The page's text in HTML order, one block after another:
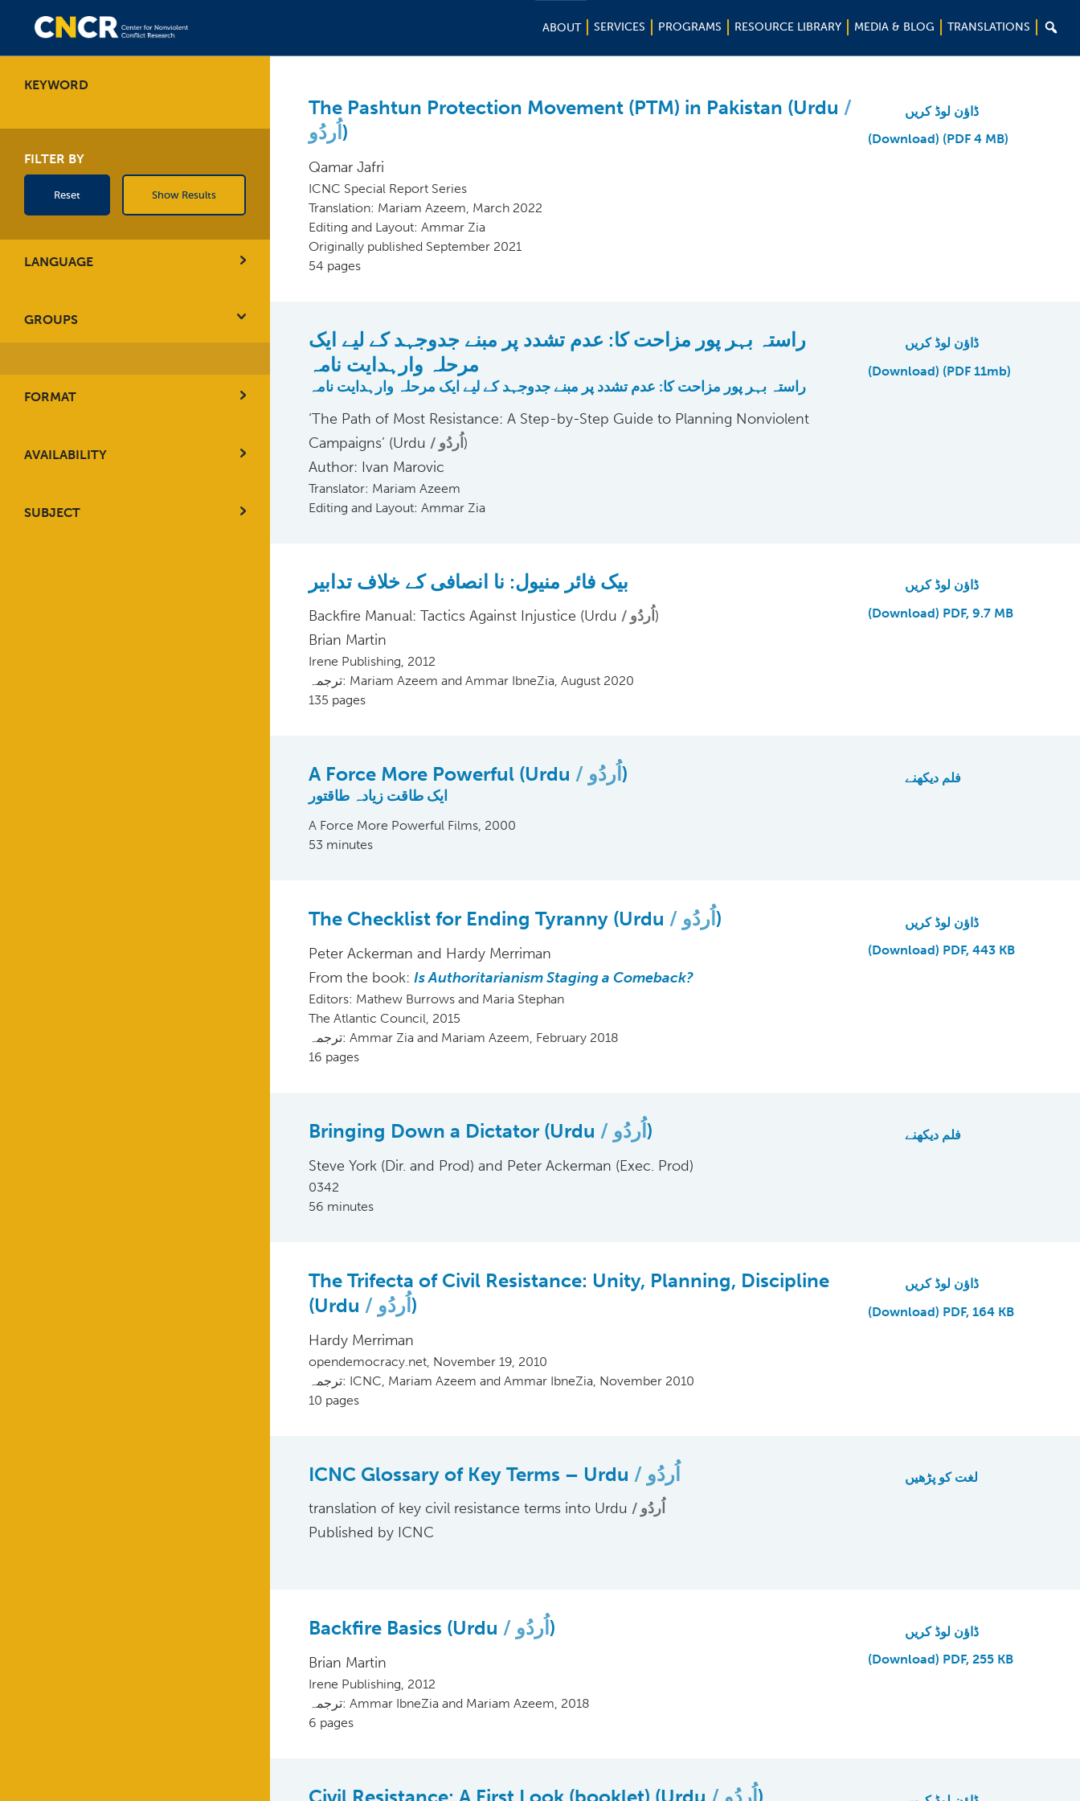
ABOUT SERVICES PROGRAMS RESOURCE LIBRARY MEDIA & BLOG TRANSLATIONS 
KEYWORD
FILTER BY
Reset Show Results
LANGUAGE
GROUPS
FORMAT
AVAILABILITY
SUBJECT
The Pashtun Protection Movement (PTM) in Pakistan (Urdu
اُردُو )
Qamar Jafri
ICNC Special Report Series
Translation: Mariam Azeem, March 2022
Editing and Layout: Ammar Zia
Originally published September 2021
54 pages
ڈاؤن لوڈ کریں
(Download) (PDF 4 MB)
راستہ بہر پور مزاحت کا: عدم تشدد پر مبنے جدوجہد کے لیے ایک
مرحلہ وارہدایت نامہ
راستہ بہر پور مزاحت کا: عدم تشدد پر مبنے جدوجہد کے لیے ایک مرحلہ وارہدایت نامہ
‘The Path of Most Resistance: A Step-by-Step Guide to Planning Nonviolent
Campaigns’ (Urdu
اُردُو)
Author: Ivan Marovic
Translator: Mariam Azeem
Editing and Layout: Ammar Zia
ڈاؤن لوڈ کریں
(Download) (PDF 11mb)
بیک فائر منیول: نا انصافی کے خلاف تدابیر
Backfire Manual: Tactics Against Injustice (Urdu اُردُو )
Brian Martin
Irene Publishing, 2012
ترجمہ: Mariam Azeem and Ammar IbneZia, August 2020
135 pages
ڈاؤن لوڈ کریں
(Download) PDF, 9.7 MB
A Force More Powerful (Urdu اُردُو )
ایک طاقت زیادہ طاقتور
A Force More Powerful Films, 2000
53 minutes
فلم دیکھنے
The Checklist for Ending Tyranny (Urdu اُردُو )
Peter Ackerman and Hardy Merriman
From the book: Is Authoritarianism Staging a Comeback?
Editors: Mathew Burrows and Maria Stephan
The Atlantic Council, 2015
ترجمہ: Ammar Zia and Mariam Azeem, February 2018
16 pages
ڈاؤن لوڈ کریں
(Download) PDF, 443 KB
Bringing Down a Dictator (Urdu اُردُو )
Steve York (Dir. and Prod) and Peter Ackerman (Exec. Prod)
0342
56 minutes
فلم دیکھنے
The Trifecta of Civil Resistance: Unity, Planning, Discipline
(Urdu
اُردُو )
Hardy Merriman
opendemocracy.net, November 19, 2010
ترجمہ: ICNC, Mariam Azeem and Ammar IbneZia, November 2010
10 pages
ڈاؤن لوڈ کریں
(Download) PDF, 164 KB
ICNC Glossary of Key Terms – Urdu اُردُو
translation of key civil resistance terms into Urdu
اُردُو
Published by ICNC
لغت کو پڑھیں
Backfire Basics (Urdu اُردُو )
Brian Martin
Irene Publishing, 2012
ترجمہ: Ammar IbneZia and Mariam Azeem, 2018
6 pages
ڈاؤن لوڈ کریں
(Download) PDF, 255 KB